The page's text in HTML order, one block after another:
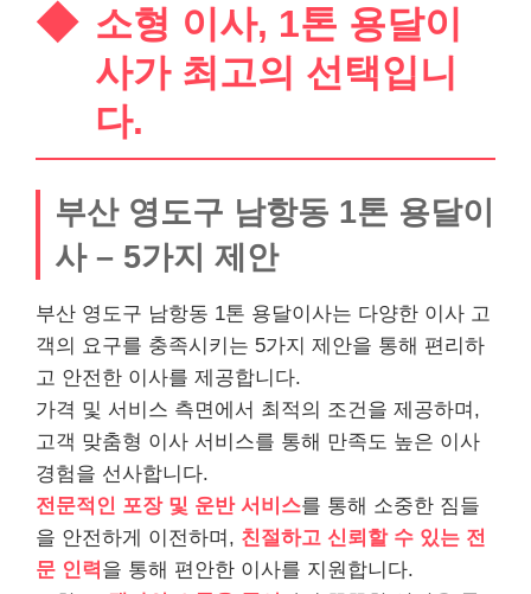
소형 이사, 1톤 용달이
사가 최고의 선택입니
다.
부산 영도구 남항동 1톤 용달이
사 – 5가지 제안
부산 영도구 남항동 1톤 용달이사는 다양한 이사 고
객의 요구를 충족시키는 5가지 제안을 통해 편리하
고 안전한 이사를 제공합니다.
가격 및 서비스 측면에서 최적의 조건을 제공하며,
고객 맞춤형 이사 서비스를 통해 만족도 높은 이사
경험을 선사합니다.
전문적인 포장 및 운반 서비스를 통해 소중한 짐들
을 안전하게 이전하며, 친절하고 신뢰할 수 있는 전
문 인력 을 통해 편안한 이사를 지원합니다.